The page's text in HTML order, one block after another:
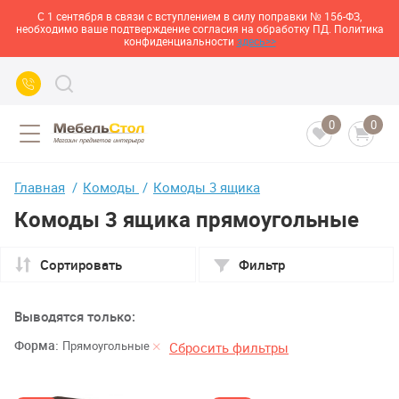
С 1 сентября в связи с вступлением в силу поправки № 156-ФЗ,
необходимо ваше подтверждение согласия на обработку ПД. Политика
конфиденциальности здесь>>
0 0
Главная Комоды Комоды 3 ящика
Комоды 3 ящика прямоугольные
Сортировать Фильтр
Выводятся только:
Форма: Прямоугольные Сбросить фильтры